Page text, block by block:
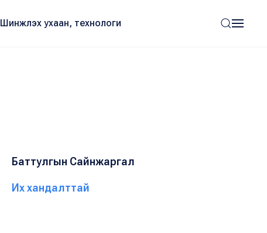
Шинжлэх ухаан, технологи
Баттулгын Сайнжаргал
Их хандалттай